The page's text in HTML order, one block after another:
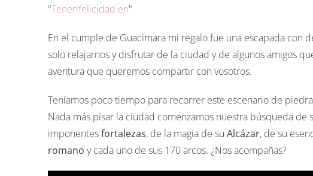
"Tenerifelicidad en"
En el cumple de Guacimara mi regalo fue una escapada con
solo relajarnos y disfrutar de la ciudad y de algunos amigos
aventura que queremos compartir con vosotros.
Teníamos poco tiempo para recorrer este escenario de
Nada más pisar la ciudad comenzamos nuestra búsqueda
imponentesfortalezas, de la magia de su Alcázar, de su
romano y cada uno de sus 170 arcos. ¿Nos acompañas?